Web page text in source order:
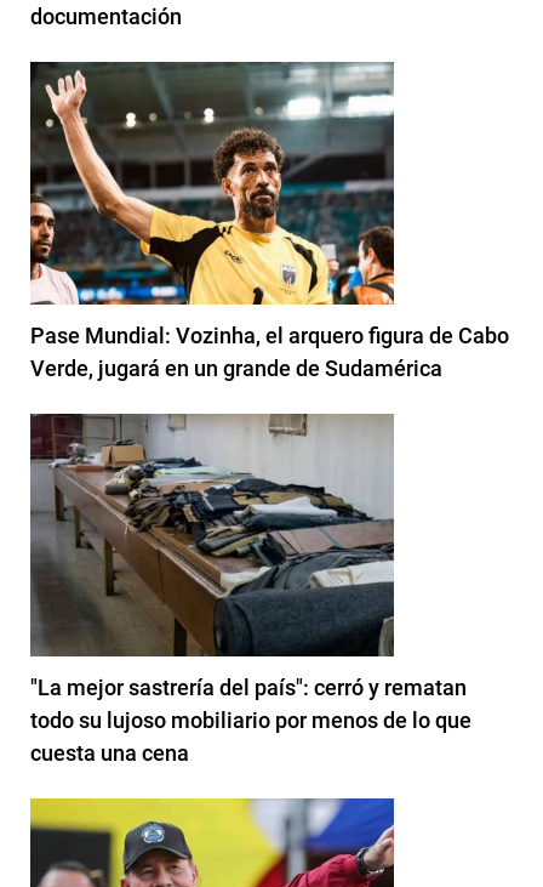
documentación
Pase Mundial: Vozinha, el arquero figura de Cabo
Verde, jugará en un grande de Sudamérica
"La mejor sastrería del país": cerró y rematan
todo su lujoso mobiliario por menos de lo que
cuesta una cena